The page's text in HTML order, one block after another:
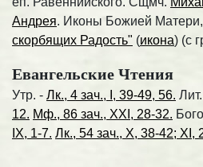
Андрея. Иконы Божией
скорбящих Радость" (икона) (с
Евангельские Чтения
Утр. - Лк., 4 зач., I, 39-49, 56.
12. Мф., 86 зач., XXI, 28-32.
IX, 1-7. Лк., 54 зач., X, 38-42; XI,